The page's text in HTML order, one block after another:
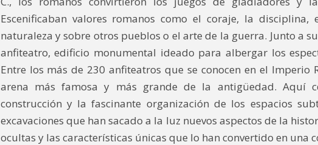
Escenificaban valores romanos como el coraje, la
naturaleza y sobre otros pueblos o el arte de la guerra. Junto a
anfiteatro, edificio monumental ideado para albergar los
Entre los más de 230 anfiteatros que se conocen en el Imperio
arena más famosa y más grande de la antigüedad. Aquí
construcción y la fascinante organización de los espacios
excavaciones que han sacado a la luz nuevos aspectos de la
ocultas y las características únicas que lo han convertido en una